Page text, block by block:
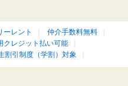
ーレント
仲介手数料無料
クレジット払い可能
割引制度（学割）対象